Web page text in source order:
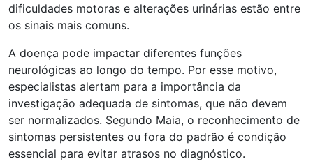
dificuldades motoras e alterações urinárias estão entre
os sinais mais comuns.
A doença pode impactar diferentes funções
neurológicas ao longo do tempo. Por esse motivo,
especialistas alertam para a importância da
investigação adequada de sintomas, que não devem
ser normalizados. Segundo Maia, o reconhecimento de
sintomas persistentes ou fora do padrão é condição
essencial para evitar atrasos no diagnóstico.